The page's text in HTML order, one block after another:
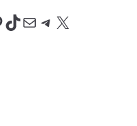
TikTok E-Mail Telegram X